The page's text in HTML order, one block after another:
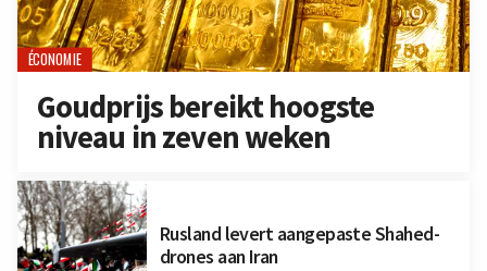
ÉCONOMIE
Goudprijs bereikt hoogste
niveau in zeven weken
Rusland levert aangepaste Shahed-
drones aan Iran